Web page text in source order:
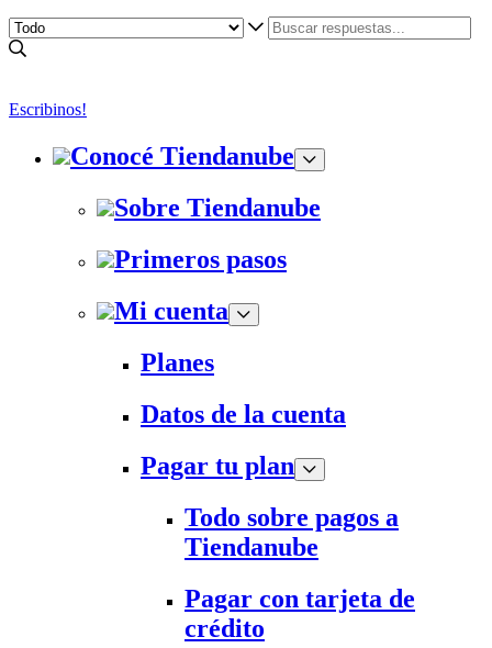
Escribinos!
Conocé Tiendanube
Sobre Tiendanube
Primeros pasos
Mi cuenta
Planes
Datos de la cuenta
Pagar tu plan
Todo sobre pagos a
Tiendanube
Pagar con tarjeta de
crédito